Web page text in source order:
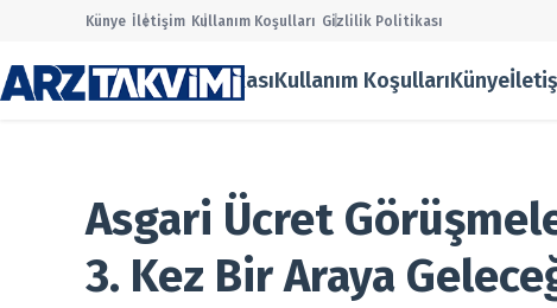
Main Menü
Borsa
Ekonomi
Finans
Temettü
Künye İletişim Kullanım Koşulları Gizlilik Politikası
Gizlilik PolitikasıKullanım KoşullarıKünye
Asgari Ücret
3. Kez Bir Araya